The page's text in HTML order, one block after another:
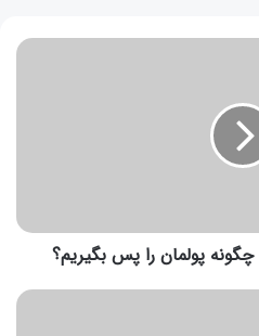
چگونه پولمان را پس بگیریم؟